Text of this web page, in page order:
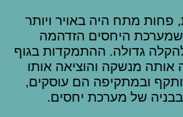
פחות מתח היה באויר ויותר
היחסים הזדהמה
גדולה. ההתמקדות בגוף
אותה מנשקה והוציאה אותו
ובמתקיפה הם עוסקים,
של מערכת יחסים.